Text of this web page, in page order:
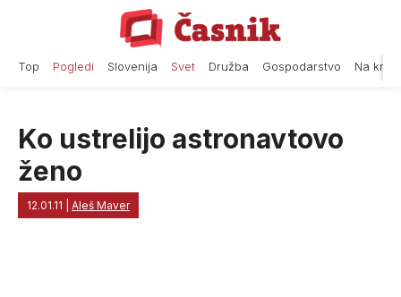
Top Pogledi Slovenija Svet Družba Gospodarstvo Na
Ko ustrelijo astronavtovo
ženo
12.01.11 Aleš Maver